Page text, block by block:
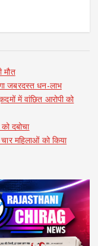
मौत
जबरदस्त धन-लाभ
में वांछित आरोपी को
दबोचा
महिलाओं को किया